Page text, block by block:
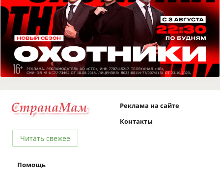
Читать свежее
Реклама на сайте
Контакты
Помощь